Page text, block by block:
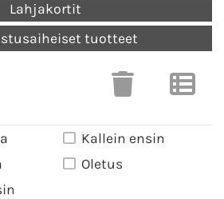
Lahjakortit
tuotteet
Kallein ensin
Oletus